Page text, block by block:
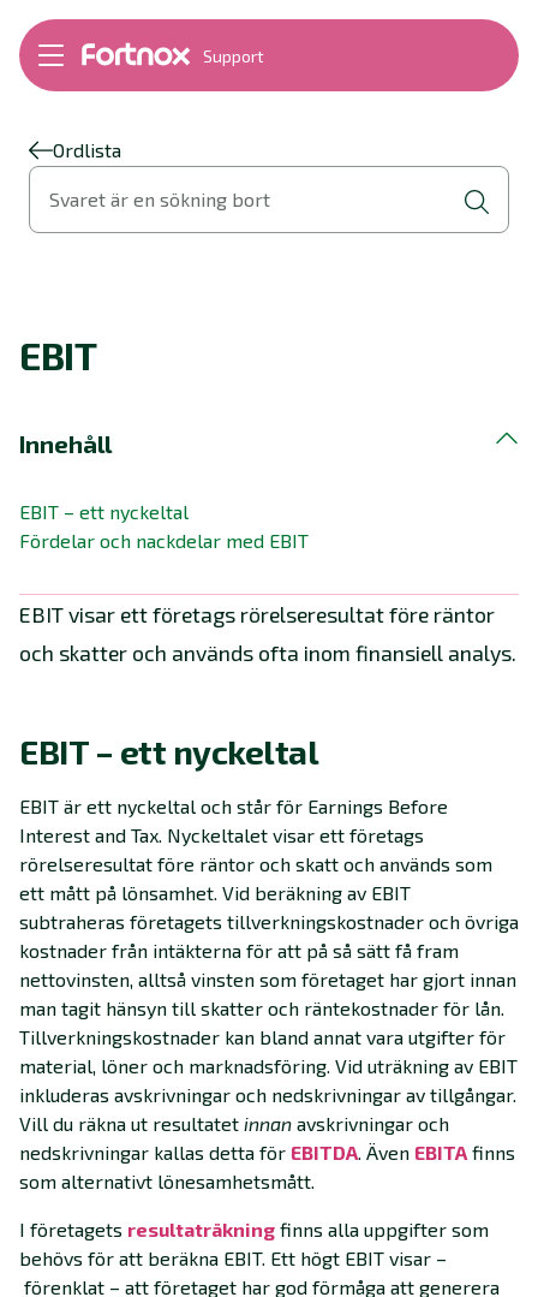
Support
Bokföring
Fakturering
Byt till Fortnox
Felsökning
Support Play
Ordlista
Svaret är en sökning bort
EBIT
Innehåll
EBIT – ett nyckeltal
Fördelar och nackdelar med EBIT
EBIT visar ett företags rörelseresultat före räntor
och skatter och används ofta inom finansiell analys.
EBIT – ett nyckeltal
EBIT är ett nyckeltal och står för Earnings Before
Interest and Tax. Nyckeltalet visar ett företags
rörelseresultat före räntor och skatt och används som
ett mått på lönsamhet. Vid beräkning av EBIT
subtraheras företagets tillverkningskostnader och övriga
kostnader från intäkterna för att på så sätt få fram
nettovinsten, alltså vinsten som företaget har gjort innan
man tagit hänsyn till skatter och räntekostnader för lån.
Tillverkningskostnader kan bland annat vara utgifter för
material, löner och marknadsföring. Vid uträkning av EBIT
inkluderas avskrivningar och nedskrivningar av tillgångar.
Vill du räkna ut resultatet innan avskrivningar och
nedskrivningar kallas detta för EBITDA. Även EBITA finns
som alternativt lönesamhetsmått.
I företagets resultaträkning finns alla uppgifter som
behövs för att beräkna EBIT. Ett högt EBIT visar –
förenklat – att företaget har god förmåga att generera